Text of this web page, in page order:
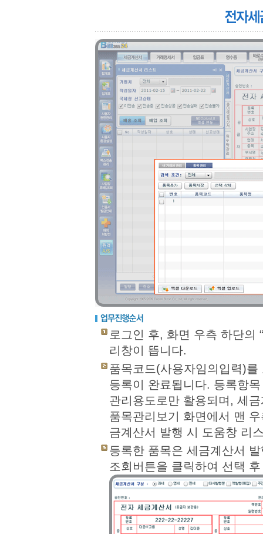
로그인 후, 화면 우측 하단의
리창이 뜹니다.
품목코드(사용자임의입력)
등록이 완료됩니다. 등록항
관리용도로만 활용되며, 세
품목관리보기 화면에서 맨
금계산서 발행 시 도움창 리
등록한 품목은 세금계산서
조회버튼을 클릭하여 선택